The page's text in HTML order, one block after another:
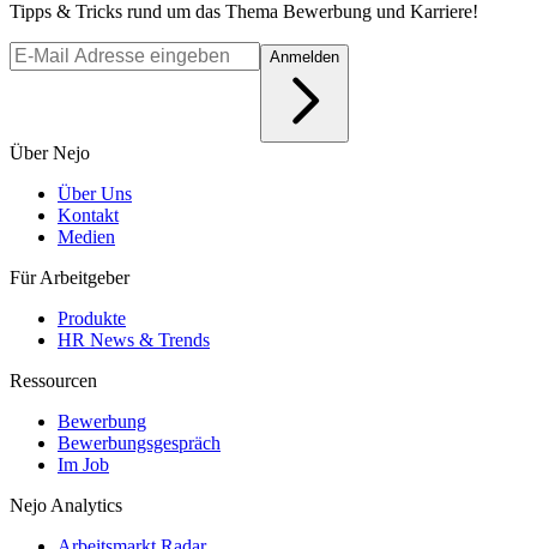
Tipps & Tricks rund um das Thema Bewerbung und Karriere!
Anmelden
Über Nejo
Über Uns
Kontakt
Medien
Für Arbeitgeber
Produkte
HR News & Trends
Ressourcen
Bewerbung
Bewerbungsgespräch
Im Job
Nejo Analytics